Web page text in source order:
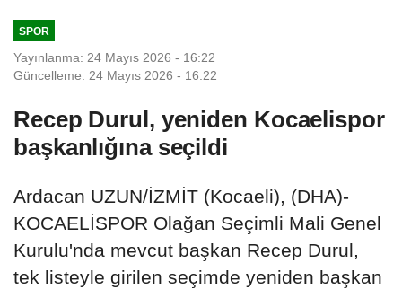
SPOR
Yayınlanma: 24 Mayıs 2026 - 16:22
Güncelleme: 24 Mayıs 2026 - 16:22
Recep Durul, yeniden Kocaelispor
başkanlığına seçildi
Ardacan UZUN/İZMİT (Kocaeli), (DHA)-
KOCAELİSPOR Olağan Seçimli Mali Genel
Kurulu'nda mevcut başkan Recep Durul,
tek listeyle girilen seçimde yeniden başkan